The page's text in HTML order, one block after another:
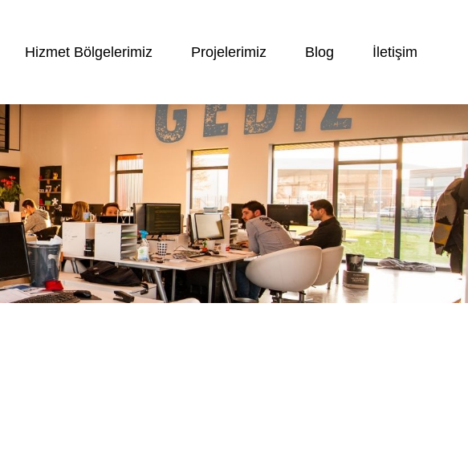
Hizmet Bölgelerimiz Projelerimiz Blog İletişim